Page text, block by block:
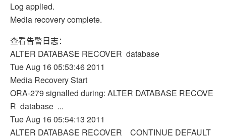
Log applied.
Media recovery complete.
查看告警日志：
ALTER DATABASE RECOVER database
Tue Aug 16 05:53:46 2011
Media Recovery Start
ORA-279 signalled during: ALTER DATABASE RECOVE
R database ...
Tue Aug 16 05:54:13 2011
ALTER DATABASE RECOVER CONTINUE DEFAULT